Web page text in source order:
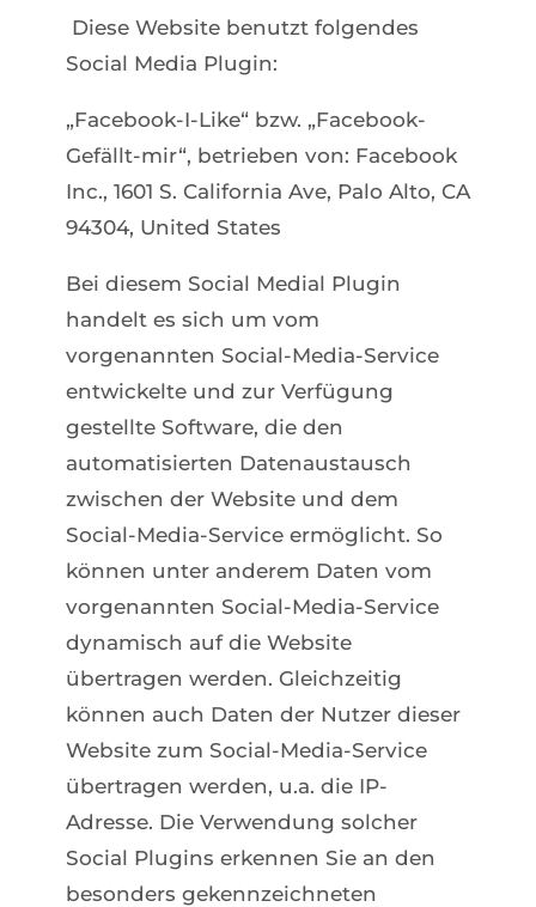
Diese Website benutzt folgendes
Social Media Plugin:
„Facebook-I-Like“ bzw. „Facebook-
Gefällt-mir“, betrieben von: Facebook
Inc., 1601 S. California Ave, Palo Alto, CA
94304, United States
Bei diesem Social Medial Plugin
handelt es sich um vom
vorgenannten Social-Media-Service
entwickelte und zur Verfügung
gestellte Software, die den
automatisierten Datenaustausch
zwischen der Website und dem
Social-Media-Service ermöglicht. So
können unter anderem Daten vom
vorgenannten Social-Media-Service
dynamisch auf die Website
übertragen werden. Gleichzeitig
können auch Daten der Nutzer dieser
Website zum Social-Media-Service
übertragen werden, u.a. die IP-
Adresse. Die Verwendung solcher
Social Plugins erkennen Sie an den
besonders gekennzeichneten